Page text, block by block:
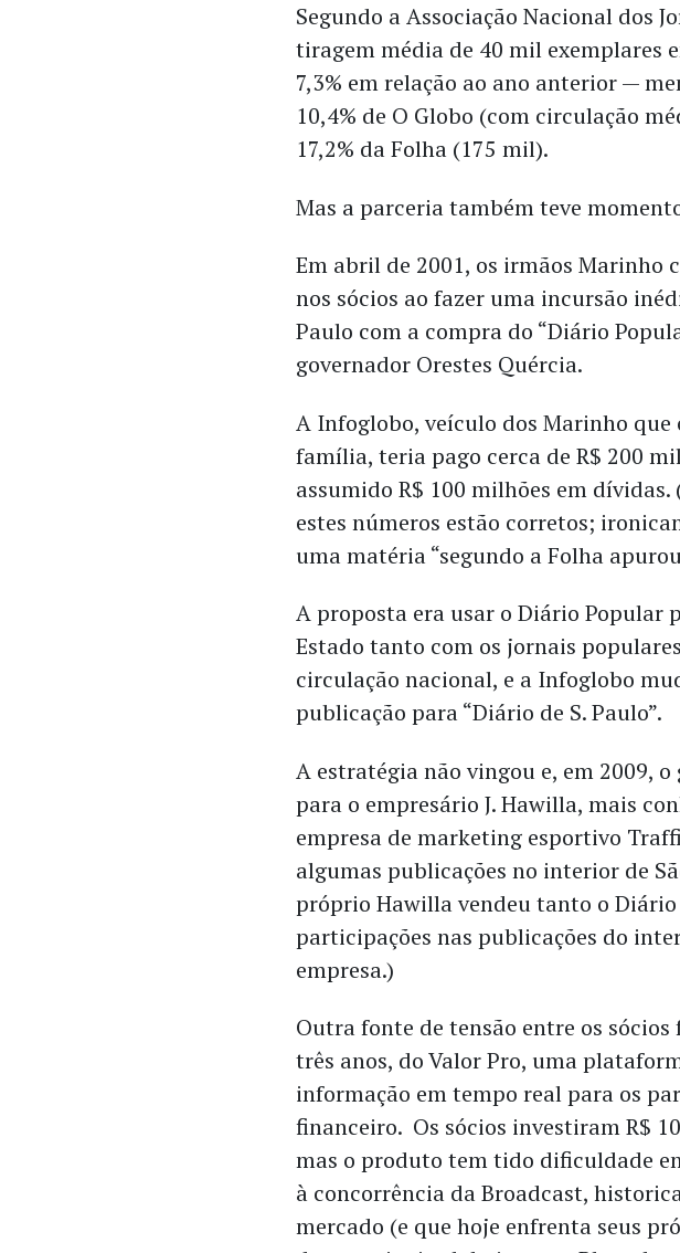
Segundo a Associação Nacional dos
tiragem média de 40 mil exemplares
7,3% em relação ao ano anterior —
10,4% de O Globo (com circulação
17,2% da Folha (175 mil).
Mas a parceria também teve
Em abril de 2001, os irmãos Marinho
nos sócios ao fazer uma incursão
Paulo com a compra do “Diário
governador Orestes Quércia.
A Infoglobo, veículo dos Marinho
família, teria pago cerca de R$ 200
assumido R$ 100 milhões em
estes números estão corretos;
uma matéria “segundo a Folha
A proposta era usar o Diário Popular
Estado tanto com os jornais
circulação nacional, e a Infoglobo
publicação para “Diário de S. Paulo”.
A estratégia não vingou e, em 2009,
para o empresário J. Hawilla, mais
empresa de marketing esportivo
algumas publicações no interior de
próprio Hawilla vendeu tanto o
participações nas publicações do
empresa.)
Outra fonte de tensão entre os
três anos, do Valor Pro, uma
informação em tempo real para os
financeiro. Os sócios investiram R$
mas o produto tem tido dificuldade
à concorrência da Broadcast,
mercado (e que hoje enfrenta seus